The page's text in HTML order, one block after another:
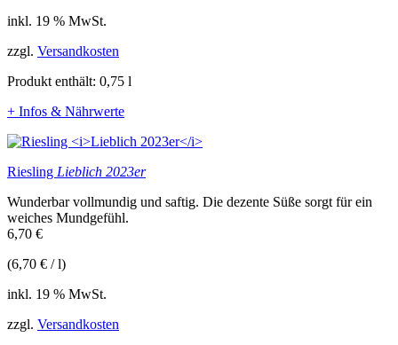
inkl. 19 % MwSt.
zzgl. Versandkosten
Produkt enthält: 0,75 l
+ Infos & Nährwerte
Riesling Lieblich 2023er
Wunderbar vollmundig und saftig. Die dezente Süße sorgt für ein
weiches Mundgefühl.
6,70 €
(6,70 € /l)
inkl. 19 % MwSt.
zzgl. Versandkosten